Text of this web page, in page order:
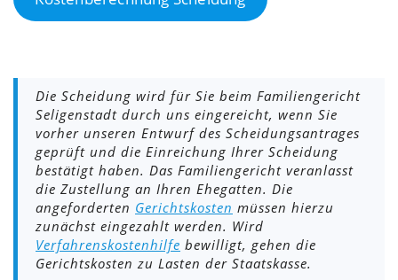
Die Scheidung wird für Sie beim Familiengericht
Seligenstadt durch uns eingereicht, wenn Sie
vorher unseren Entwurf des Scheidungsantrages
geprüft und die Einreichung Ihrer Scheidung
bestätigt haben. Das Familiengericht veranlasst
die Zustellung an Ihren Ehegatten. Die
angeforderten Gerichtskosten müssen hierzu
zunächst eingezahlt werden. Wird
Verfahrenskostenhilfe bewilligt, gehen die
Gerichtskosten zu Lasten der Staatskasse.